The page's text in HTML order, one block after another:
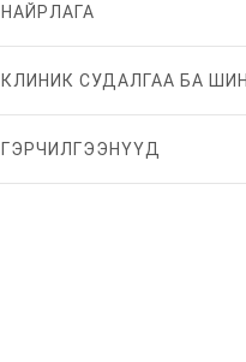
НАЙРЛАГА
КЛИНИК СУДАЛГАА БА
ГЭРЧИЛГЭЭНҮҮД